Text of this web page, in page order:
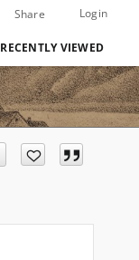
Share Login
RECENTLY VIEWED